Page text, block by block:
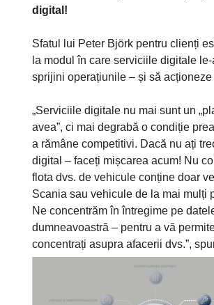
digital!
Sfatul lui Peter Björk pentru clienți
la modul în care serviciile digitale le-
sprijini operațiunile – și să acționeze
„Serviciile digitale nu mai sunt un
avea”, ci mai degrabă o condiție
a rămâne competitivi. Dacă nu ați
digital – faceți mișcarea acum! Nu
flota dvs. de vehicule conține doar
Scania sau vehicule de la mai mulți
Ne concentrăm în întregime pe
dumneavoastră – pentru a vă
concentrați asupra afacerii dvs.”,